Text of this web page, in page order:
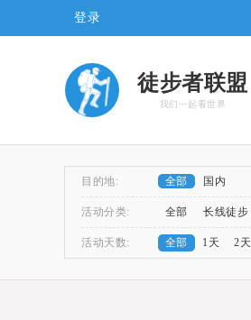
登录
徒步者联盟
我们一起看世界
目的地: 全部 国内
活动分类: 全部 长线徒步
四川徒步 云南徒步 海岸线
活动天数: 全部 1天 2天